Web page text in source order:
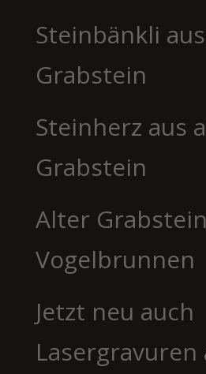
Steinbänkli
Grabstein
Steinherz aus
Grabstein
Alter
Vogelbrunnen
Jetzt neu auch
Lasergravuren